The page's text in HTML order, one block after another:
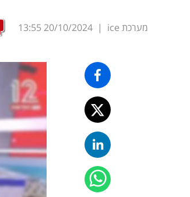
מערכת ice |
20/10/2024
13:55